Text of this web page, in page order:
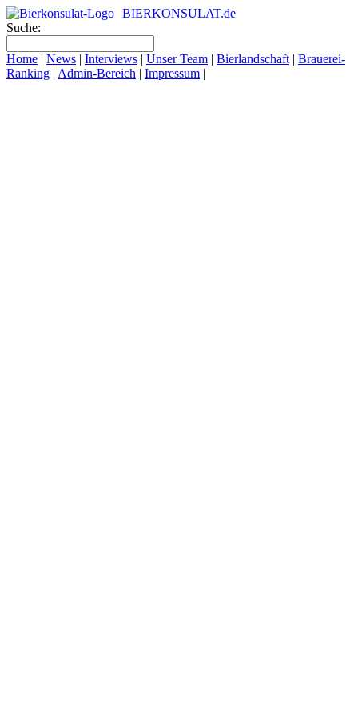
BIERKONSULAT.de
Suche:
Home | News | Interviews | Unser Team | Bierlandschaft | Brauerei-
Ranking | Admin-Bereich | Impressum |